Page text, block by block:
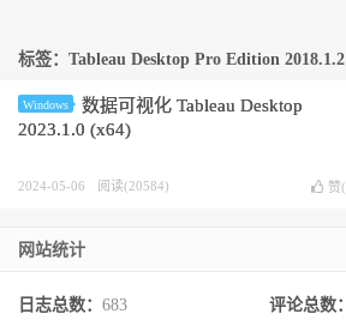
标签：Tableau Desktop Pro Edition 2018.1.2
Windows
数据可视化 Tableau Desktop
2023.1.0 (x64)
2024-05-06 阅读(20584) 赞(
网站统计
日志总数： 683 评论总数：